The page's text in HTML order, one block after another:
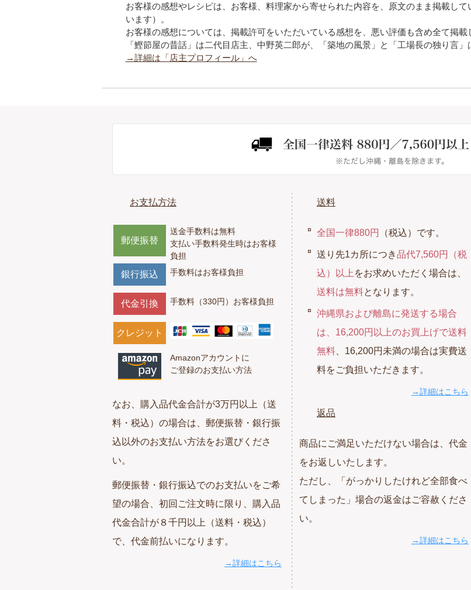
お客様の感想やレシピは、お客様、料理家から寄せられた内容を、原文のまま掲載し
います）。
お客様の感想については、掲載許可をいただいている感想を、悪い評価も含め全て掲載
「鰹節屋の昔話」は二代目店主、中野英二郎が、「築地の風景」と「工場長の独り言」
→詳細は「店主プロフィール」へ
お支払方法
郵便振替
送金手数料は無料
支払い手数料発生時はお客様
負担
銀行振込 手数料はお客様負担
代金引換 手数料（330円）お客様負担
クレジット
Amazonアカウントに
ご登録のお支払い方法
なお、購入品代金合計が3万円以上（送
料・税込）の場合は、郵便振替・銀行振
込以外のお支払い方法をお選びくださ
い。
郵便振替・銀行振込でのお支払いをご希
望の場合、初回ご注文時に限り、購入品
代金合計が８千円以上（送料・税込）
で、代金前払いになります。
→詳細はこちら
送料
全国一律880円 （税込）です。
送り先1カ所につき品代7,560円（税
込）以上 をお求めいただく場合は、
送料は無料となります。
沖縄県および離島に発送する場合
は、16,200円以上のお買上げで送料
無料 、16,200円未満の場合は実費送
料をご負担いただきます。
→詳細はこちら
返品
商品にご満足いただけない場合は、代金
をお返しいたします。
ただし、「がっかりしたけれど全部食べ
てしまった」場合の返金はご容赦くださ
い。
→詳細はこちら